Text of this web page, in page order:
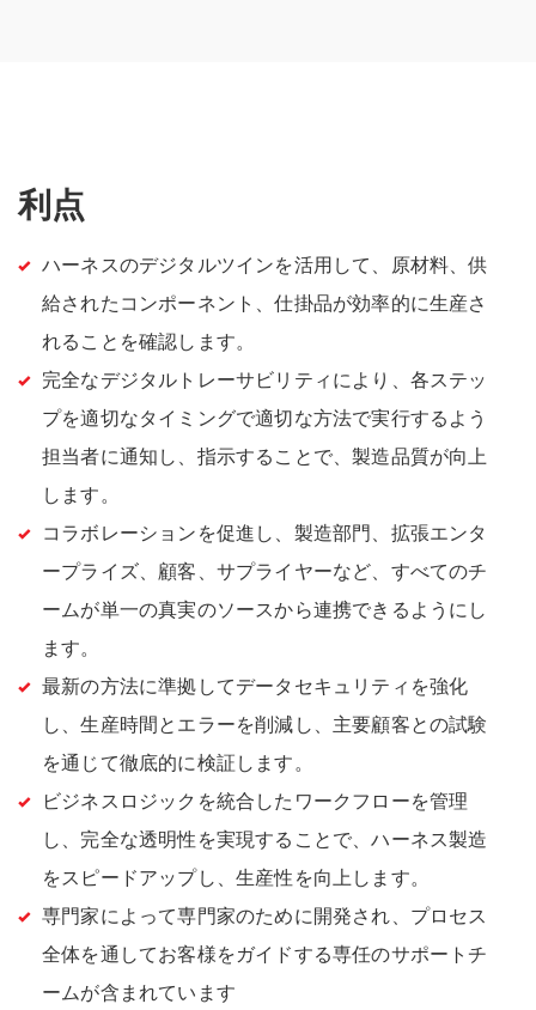
利点
ハーネスのデジタルツインを活用して、原材料、供
給されたコンポーネント、仕掛品が効率的に生産さ
れることを確認します。
完全なデジタルトレーサビリティにより、各ステッ
プを適切なタイミングで適切な方法で実行するよう
担当者に通知し、指示することで、製造品質が向上
します。
コラボレーションを促進し、製造部門、拡張エンタ
ープライズ、顧客、サプライヤーなど、すべてのチ
ームが単一の真実のソースから連携できるようにし
ます。
最新の方法に準拠してデータセキュリティを強化
し、生産時間とエラーを削減し、主要顧客との試験
を通じて徹底的に検証します。
ビジネスロジックを統合したワークフローを管理
し、完全な透明性を実現することで、ハーネス製造
をスピードアップし、生産性を向上します。
専門家によって専門家のために開発され、プロセス
全体を通してお客様をガイドする専任のサポートチ
ームが含まれています